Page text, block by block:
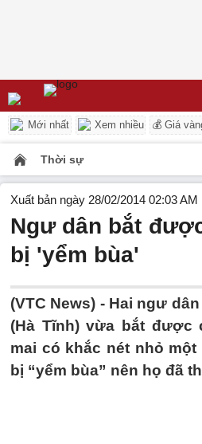
Mới nhất Xem nhiều 💰 Giá
Thời sự
Xuất bản ngày 28/02/2014 02:03 AM
Ngư dân bắt
bị 'yểm bùa'
(VTC News) - Hai ngư
(Hà Tĩnh) vừa bắt được
mai có khắc nét nhỏ
bị “yểm bùa” nên họ đã